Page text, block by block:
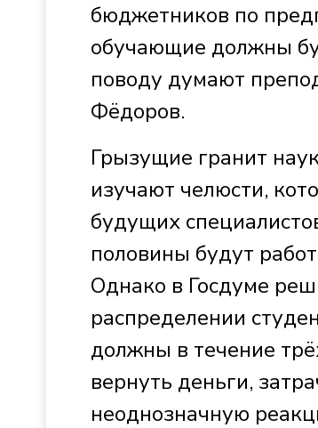
бюджетников по
обучающие должны
поводу думают
Фёдоров.
Грызущие гранит
изучают челюсти,
будущих
половины будут
Однако в Госдуме
распределении
должны в течение
вернуть деньги,
неоднозначную